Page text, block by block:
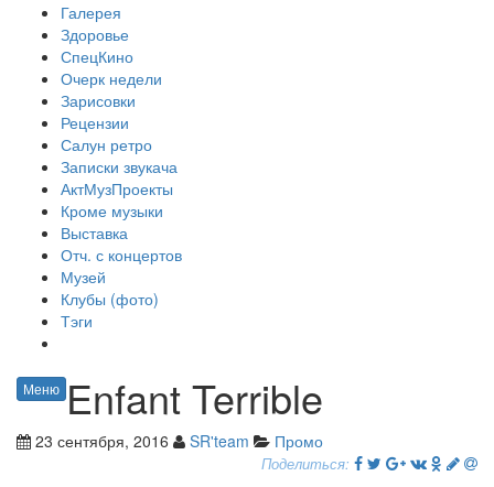
Галерея
Здоровье
СпецКино
Очерк недели
Зарисовки
Рецензии
Салун ретро
Записки звукача
АктМузПроекты
Кроме музыки
Выставка
Отч. с концертов
Музей
Клубы (фото)
Тэги
Меню Enfant Terrible
23 сентября, 2016 SR'team Промо
Поделиться: